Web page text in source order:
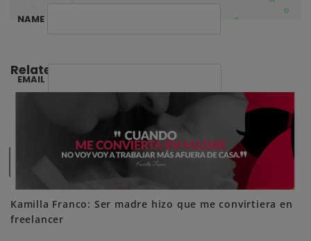
NAME
EMAIL
SUBSCRIBE ME
Related Posts:
Kamilla Franco: Ser madre hizo que me convirtiera en
freelancer